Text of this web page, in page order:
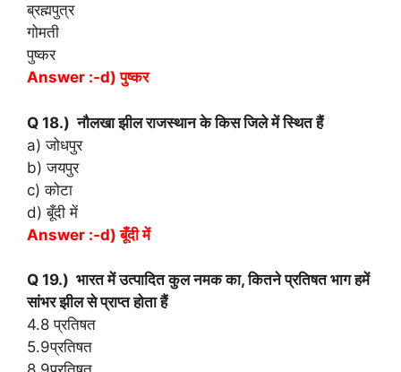
ब्रह्मपुत्र
गोमती
पुष्कर
Answer :-d) पुष्कर
Q 18.) नौलखा झील राजस्थान के किस जिले में स्थित हैं
a) जोधपुर
b) जयपुर
c) कोटा
d) बूँदी में
Answer :-d) बूँदी में
Q 19.) भारत में उत्पादित कुल नमक का, कितने प्रतिषत भाग हमें
सांभर झील से प्राप्त होता हैं
4.8 प्रतिषत
5.9प्रतिषत